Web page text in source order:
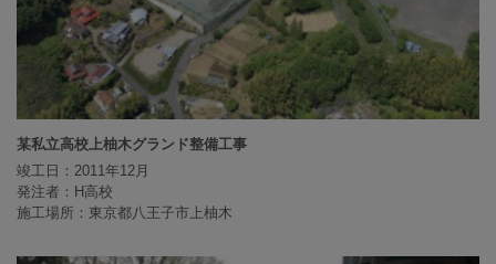
某私立高校上柚木グランド整備工事
竣工日：2011年12月
発注者：H高校
施工場所：東京都八王子市上柚木